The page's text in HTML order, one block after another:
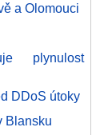
a Olomouci
plynulost
DDoS útoky
Blansku